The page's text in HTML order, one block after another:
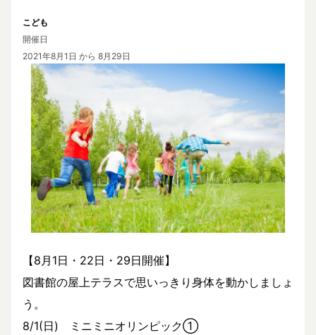
こども
開催日
2021年8月1日 から 8月29日
【8月1日・22日・29日開催】
図書館の屋上テラスで思いっきり身体を動かしましょ
う。
8/1(日) ミニミニオリンピック①